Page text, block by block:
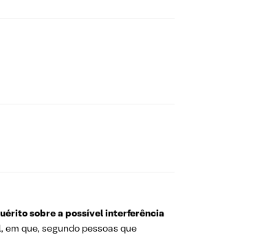
sobre a possível interferência
que, segundo pessoas que